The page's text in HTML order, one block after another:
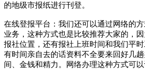
的地级市报纸进行刊登。‌
在线登报平台‌：‌我们还可以通过网络的
业务，这种方式也是比较推荐大家的，
报社位置，还有报社上班时间和我们平
有时间亲自去的话资料不全要来回好几
间、金钱和精力。网络办理这种方式可